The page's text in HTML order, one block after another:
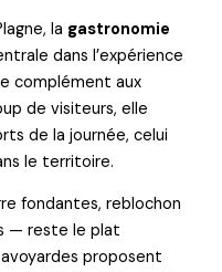
la gastronomie
dans l’expérience
complément aux
de visiteurs, elle
de la journée, celui
le territoire.
fondantes, reblochon
— reste le plat
proposent